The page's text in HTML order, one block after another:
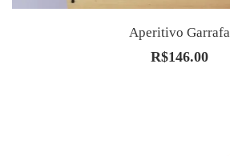
Aperitivo Garrafa
R$146.00